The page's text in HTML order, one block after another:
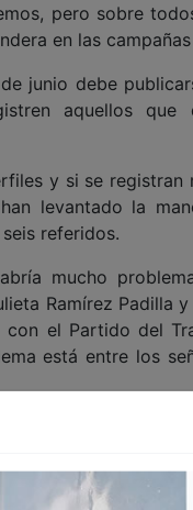
pero sobre
en las
junio debe
aquellos que
y si se registran
levantado la
referidos.
mucho
Ramírez Padilla
con el Partido del
está entre los
morenistas,
enviado a la